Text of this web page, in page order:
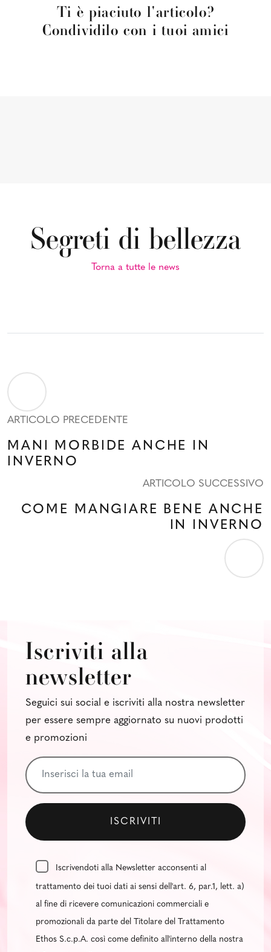
Ti è piaciuto l'articolo?
Condividilo con i tuoi amici
Segreti di bellezza
Torna a tutte le news
ARTICOLO PRECEDENTE
MANI MORBIDE ANCHE IN
INVERNO
ARTICOLO SUCCESSIVO
COME MANGIARE BENE ANCHE
IN INVERNO
Iscriviti alla
newsletter
Seguici sui social e iscriviti alla nostra newsletter
per essere sempre aggiornato su nuovi prodotti
e promozioni
Iscrivendoti alla Newsletter acconsenti al
trattamento dei tuoi dati ai sensi dell'art. 6, par.1, lett. a)
al fine di ricevere comunicazioni commerciali e
promozionali da parte del Titolare del Trattamento
Ethos S.c.p.A. così come definito all'interno della nostra